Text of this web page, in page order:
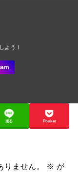
送る Pocket
ません。 ※ が